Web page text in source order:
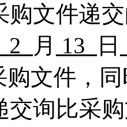
购文件递
2 月 13 日
购文件，
交询比采